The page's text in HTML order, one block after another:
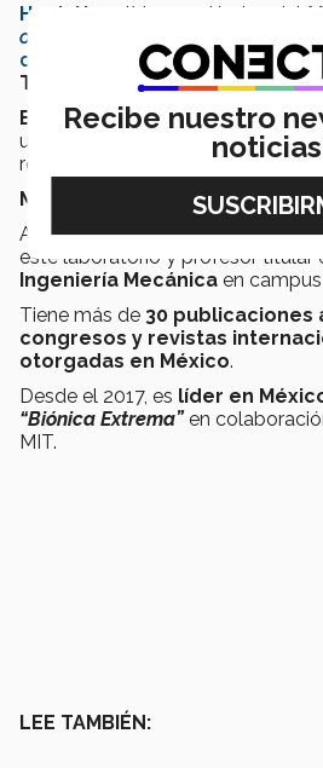
Hugh Herr
líder académico del
of Technology
de Biomecatrónicapara
Tec.
El experto enbiónica extrema
un
sistema de captura de
recopila datos para la creación de
Más sobre Joel Huegel
Actualmente, Joel Huegel se
este laboratorio y profesor titular
Ingeniería Mecánica en
Tiene más de 30 publicaciones
congresos y revistas
otorgadas en México.
Desde el 2017, es líder en
“Biónica Extrema” en
MIT.
LEE TAMBIÉN:
Recibe nuestro